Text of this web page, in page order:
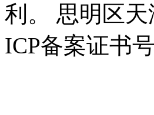
利。 思明区
ICP备案证书